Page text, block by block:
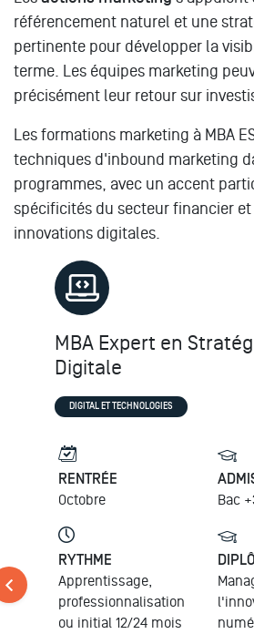
référencement naturel et une
pertinente pour développer la
terme. Les équipes marketing
précisément leur retour sur
Les formations marketing à MBA
techniques d'inbound marketing
programmes, avec un accent
spécificités du secteur financier
innovations digitales.
MBA Expert en
Digitale
DIGITAL ET TECHNOLOGIES
RENTRÉE
Octobre
Bac
RYTHME
Apprentissage,
professionnalisation
ou initial 12/24 mois